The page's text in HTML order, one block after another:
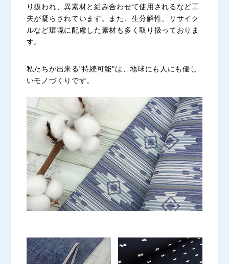
り扱われ、異素材と組み合わせて使用されるなど工
夫が凝らされています。また、生分解性、リサイク
ルなど環境に配慮した素材も多く取り扱っておりま
す。
私たちが出来る"持続可能"は、地球にも人にも優し
いモノづくりです。